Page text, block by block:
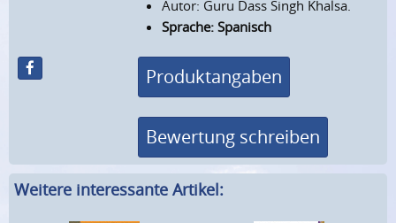
Autor: Guru Dass Singh Khalsa.
Sprache: Spanisch
Produktangaben
Bewertung schreiben
Weitere interessante Artikel: